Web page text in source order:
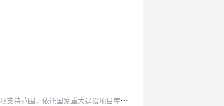
重大建设项目库，做好项目日常储备工作。